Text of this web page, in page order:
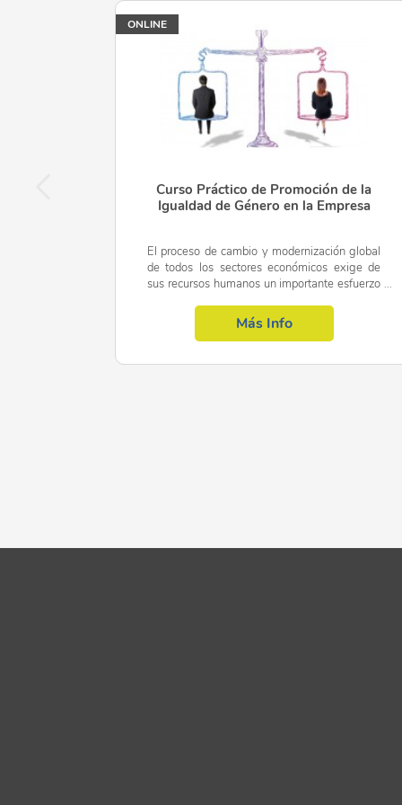
ONLINE
Curso Práctico de Promoción de la
Igualdad de Género en la Empresa
El proceso de cambio y modernización global
de todos los sectores económicos exige de
sus recursos humanos un importante esfuerzo
proceso de cambio la...Más Info